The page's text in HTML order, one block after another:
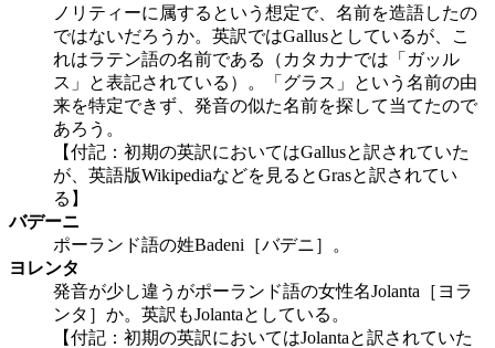
ノリティーに属するという想定で、名前を造語したの
ではないだろうか。英訳ではGallusとしているが、こ
れはラテン語の名前である（カタカナでは「ガッル
ス」と表記されている）。「グラス」という名前の由
来を特定できず、発音の似た名前を探して当てたので
あろう。
【付記：初期の英訳においてはGallusと訳されていた
が、英語版Wikipediaなどを見るとGrasと訳されてい
る】
バデーニ
ポーランド語の姓Badeni［バデニ］。
ヨレンタ
発音が少し違うがポーランド語の女性名Jolanta［ヨラ
ンタ］か。英訳もJolantaとしている。
【付記：初期の英訳においてはJolantaと訳されていた